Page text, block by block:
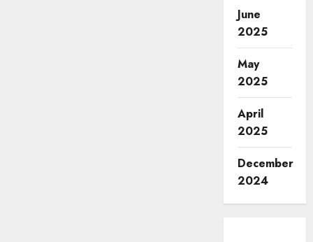
June
2025
May
2025
April
2025
December
2024